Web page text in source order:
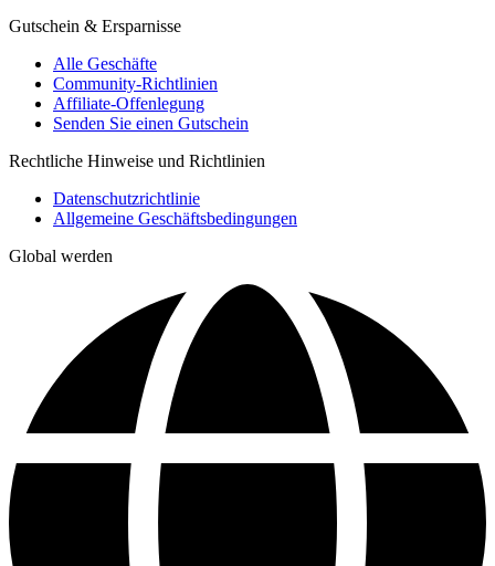
Gutschein & Ersparnisse
Alle Geschäfte
Community-Richtlinien
Affiliate-Offenlegung
Senden Sie einen Gutschein
Rechtliche Hinweise und Richtlinien
Datenschutzrichtlinie
Allgemeine Geschäftsbedingungen
Global werden